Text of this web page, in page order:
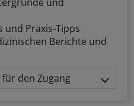
und Praxis-Tipps
Berichte und
den Zugang